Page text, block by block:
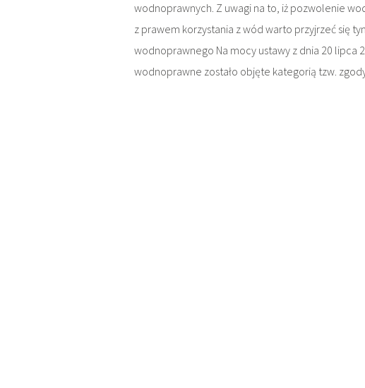
wodnoprawnych. Z uwagi na to, iż pozwolenie
z prawem korzystania z wód warto przyjrzeć się
wodnoprawnego Na mocy ustawy z dnia 20
wodnoprawne zostało objęte kategorią tzw.